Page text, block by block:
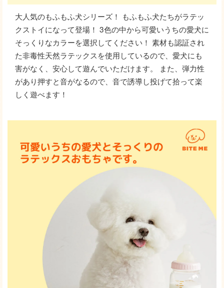
大人気のもふもふ犬シリーズ！ もふもふ犬たちがラテッ
クストイになって登場！ 3色の中から可愛いうちの愛犬に
そっくりなカラーを選択してください！ 素材も認証され
た非毒性天然ラテックスを使用しているので、愛犬にも
害がなく、安心して遊んでいただけます。 また、弾力性
があり押すと音がなるので、音で誘導し投げて拾って楽
しく遊べます！